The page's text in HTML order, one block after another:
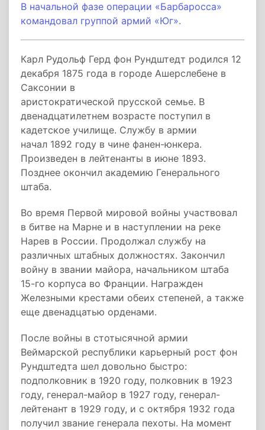
В начальной фазе операции «Барбаросса»
командовал группой армий «Юг».
Карл Рудольф Герд фон Рундштедт родился 12
декабря 1875 года в городе Ашерслебене в
Саксонии в
аристократической прусской семье. В
двенадцатилетнем возрасте поступил в
кадетское училище. Службу в армии
начал 1892 году в чине фанен-юнкера.
Произведен в лейтенанты в июне 1893.
Позднее окончил академию Генерального
штаба.
Во время Первой мировой войны участвовал
в битве на Марне и в наступлении на реке
Нарев в России. Продолжал службу на
различных штабных должностях. Закончил
войну в звании майора, начальником штаба
15-го корпуса во Франции. Награжден
Железными крестами обеих степеней, а также
еще двенадцатью орденами.
После войны в стотысячной армии
Веймарской республики карьерный рост фон
Рундштедта шел довольно быстро:
подполковник в 1920 году, полковник в 1923
году, генерал-майор в 1927 году, генерал-
лейтенант в 1929 году, и с октября 1932 года
получил звание генерала пехоты. На момент